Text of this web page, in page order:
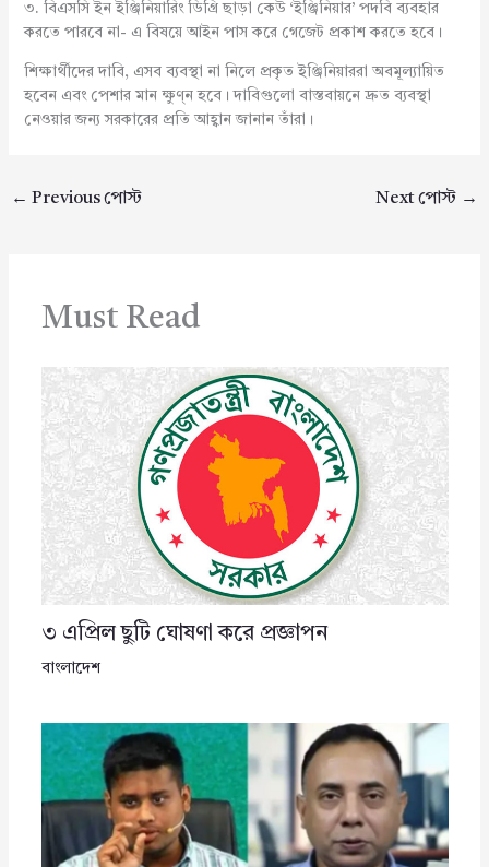
৩. বিএসসি ইন ইঞ্জিনিয়ারিং ডিগ্রি ছাড়া কেউ ‘ইঞ্জিনিয়ার’ পদবি ব্যবহার
করতে পারবে না- এ বিষয়ে আইন পাস করে গেজেট প্রকাশ করতে হবে।
শিক্ষার্থীদের দাবি, এসব ব্যবস্থা না নিলে প্রকৃত ইঞ্জিনিয়াররা অবমূল্যায়িত
হবেন এবং পেশার মান ক্ষুণ্ন হবে। দাবিগুলো বাস্তবায়নে দ্রুত ব্যবস্থা
নেওয়ার জন্য সরকারের প্রতি আহ্বান জানান তাঁরা।
← Previous পোস্ট Next পোস্ট →
Must Read
৩ এপ্রিল ছুটি ঘোষণা করে প্রজ্ঞাপন
বাংলাদেশ